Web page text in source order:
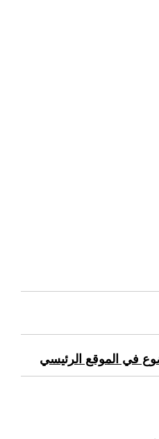
في الموقع الرئيسي